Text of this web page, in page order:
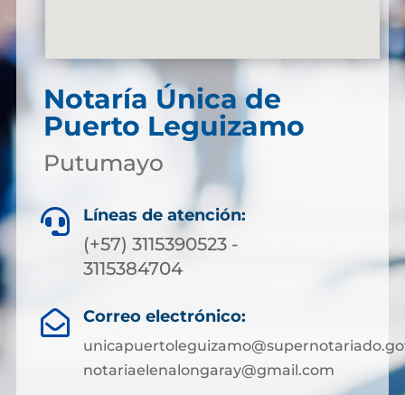
Notaría Única de
Puerto Leguizamo
Putumayo
 Líneas de atención:
(+57) 3115390523 -
3115384704
 Correo electrónico:
notariaelenalongaray@gmail.com